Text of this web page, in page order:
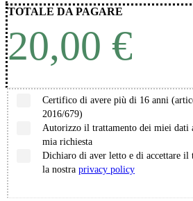
TOTALE DA PAGARE
20,00 €
Certifico di avere più di 16 anni
2016/679)
Autorizzo il trattamento dei miei dati
mia richiesta
Dichiaro di aver letto e di accettare il
la nostra privacy policy